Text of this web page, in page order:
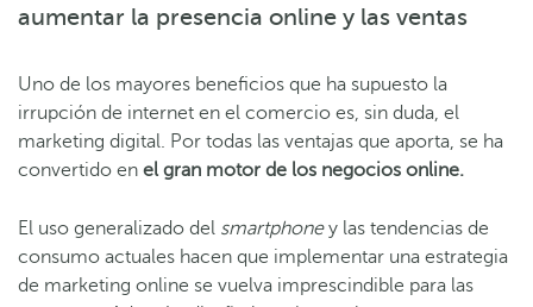
aumentar la presencia online y las ventas
Uno de los mayores beneficios que ha supuesto la
irrupción de internet en el comercio es, sin duda, el
marketing digital. Por todas las ventajas que aporta, se ha
convertido en el gran motor de los negocios online.
El uso generalizado del smartphoney las tendencias de
consumo actuales hacen que implementar una estrategia
de marketing online se vuelva imprescindible para las